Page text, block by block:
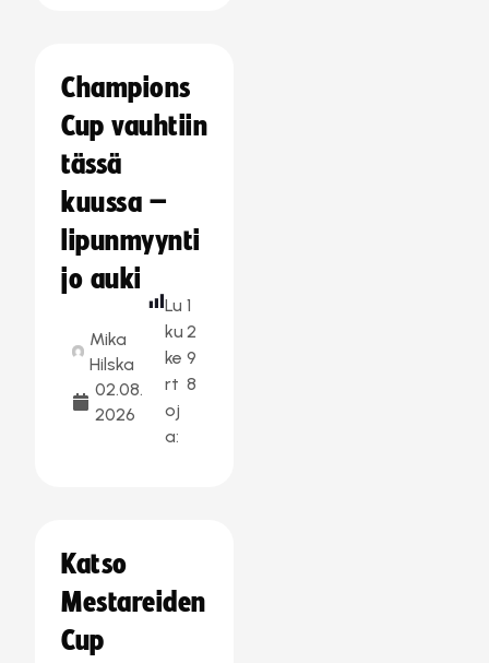
Champions
Cup vauhtiin
tässä
kuussa –
lipunmyynti
jo auki
Mika
Hilska
02.08.
2026
Lu
ku
ke
rt
oj
a:
1
2
9
8
Katso
Mestareiden
Cup